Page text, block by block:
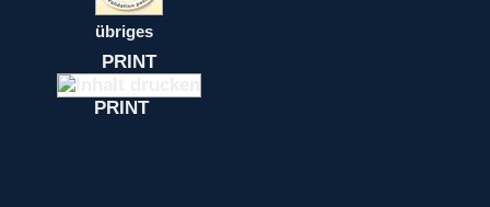
übriges
PRINT
PRINT